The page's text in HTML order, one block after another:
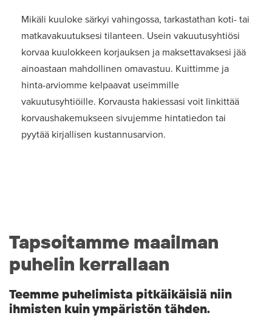
Mikäli kuuloke särkyi vahingossa, tarkastathan koti- tai
matkavakuutuksesi tilanteen. Usein vakuutusyhtiösi
korvaa kuulokkeen korjauksen ja maksettavaksesi jää
ainoastaan mahdollinen omavastuu. Kuittimme ja
hinta-arviomme kelpaavat useimmille
vakuutusyhtiöille. Korvausta hakiessasi voit linkittää
korvaushakemukseen sivujemme hintatiedon tai
pyytää kirjallisen kustannusarvion.
Tapsoitamme maailman
puhelin kerrallaan
Teemme puhelimista pitkäikäisiä niin
ihmisten kuin ympäristön tähden.